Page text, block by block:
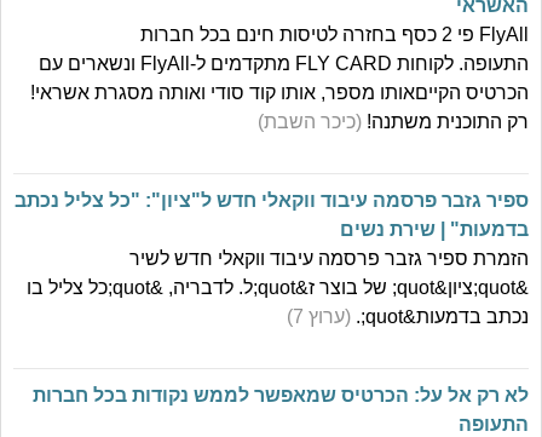
האשראי
FlyAll פי 2 כסף בחזרה לטיסות חינם בכל חברות
התעופה. לקוחות FLY CARD מתקדמים ל-FlyAll ונשארים עם
הכרטיס הקייםאותו מספר, אותו קוד סודי ואותה מסגרת אשראי!
רק התוכנית משתנה! (כיכר השבת)
ספיר גזבר פרסמה עיבוד ווקאלי חדש ל"ציון": "כל צליל נכתב
בדמעות" | שירת נשים
הזמרת ספיר גזבר פרסמה עיבוד ווקאלי חדש לשיר
&quot;ציון&quot; של בוצר ז&quot;ל. לדבריה, &quot;כל צליל בו
נכתב בדמעות&quot;.
(ערוץ 7)
לא רק אל על: הכרטיס שמאפשר לממש נקודות בכל חברות
התעופה